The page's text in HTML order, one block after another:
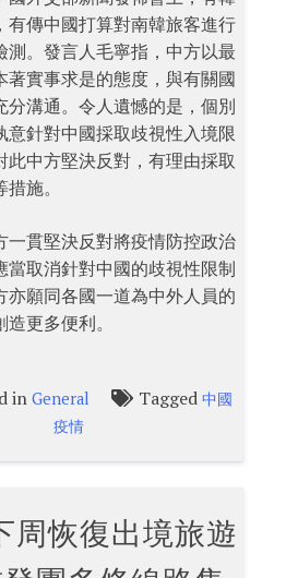
有傳中國打算對南韓旅客進行
測。發言人毛寧指，中方以最
著實事求是的態度，與有關國
分溝通。令人遺憾的是，個別
意針對中國採取歧視性入境限
此中方堅決反對，有理由採取
施。
一貫堅決反對將疫情防控政治
當取消針對中國的歧視性限制
亦願同各國一道為中外人員的
更多便利。
in General Tagged 中國
疫情
周恢復出境旅遊